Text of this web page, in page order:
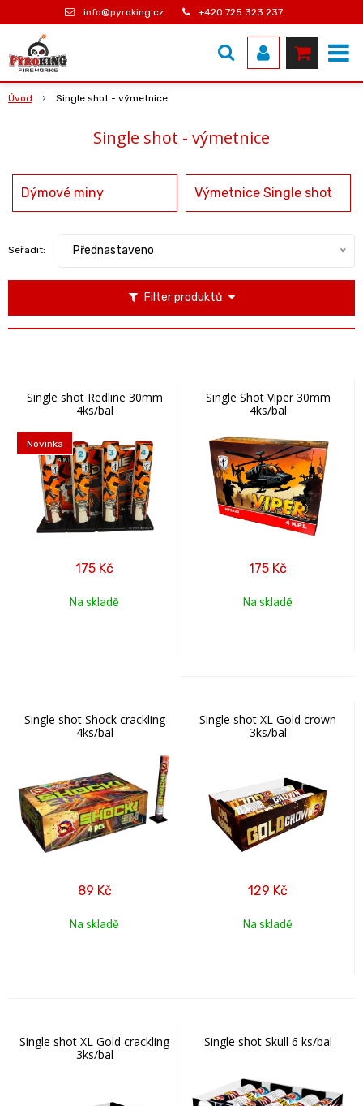
info@pyroking.cz +420 725 323 237
Úvod Single shot - výmetnice
Single shot - výmetnice
Dýmové miny Výmetnice Single shot
Filter produktů
Seřadit: Přednastaveno
Single shot Redline 30mm
4ks/bal
Novinka
175 Kč
Na skladě
Single Shot Viper 30mm
4ks/bal
175 Kč
Na skladě
Single shot Shock crackling
4ks/bal
89 Kč
Na skladě
Single shot XL Gold crown
3ks/bal
129 Kč
Na skladě
Single shot XL Gold crackling
3ks/bal
Single shot Skull 6 ks/bal